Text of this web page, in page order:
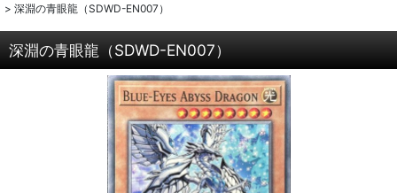
> 深淵の青眼龍（SDWD-EN007）
深淵の青眼龍（SDWD-EN007）